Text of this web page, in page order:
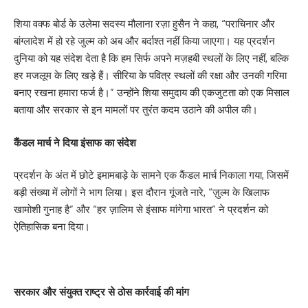
शिया वक्फ बोर्ड के उलेमा सदस्य मौलाना रज़ा हुसैन ने कहा, “पराचिनार और
बांग्लादेश में हो रहे जुल्म को अब और बर्दाश्त नहीं किया जाएगा। यह प्रदर्शन
दुनिया को यह संदेश देता है कि हम सिर्फ अपने मज़हबी स्थलों के लिए नहीं, बल्कि
हर मजलूम के लिए खड़े हैं। सीरिया के पवित्र स्थलों की रक्षा और उनकी गरिमा
बनाए रखना हमारा फर्ज है।” उन्होंने शिया समुदाय की एकजुटता को एक मिसाल
बताया और सरकार से इन मामलों पर तुरंत कदम उठाने की अपील की।
कैंडल मार्च ने दिया इंसाफ का संदेश
प्रदर्शन के अंत में छोटे इमामबाड़े के सामने एक कैंडल मार्च निकाला गया, जिसमें
बड़ी संख्या में लोगों ने भाग लिया। इस दौरान गूंजते नारे, “ज़ुल्म के खिलाफ
खामोशी गुनाह है” और “हर ज़ालिम से इंसाफ मांगेगा भारत” ने प्रदर्शन को
ऐतिहासिक बना दिया।
सरकार और संयुक्त राष्ट्र से ठोस कार्रवाई की मांग